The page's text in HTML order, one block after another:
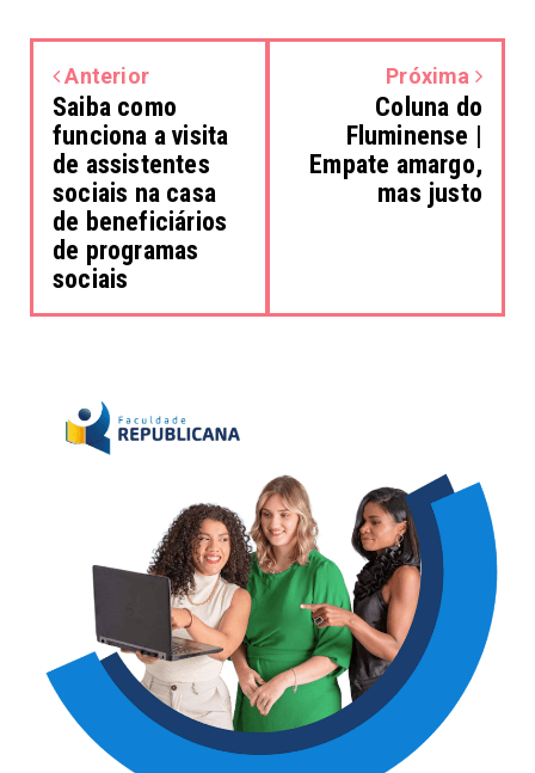
Anterior
Saiba como
funciona a visita
de assistentes
sociais na casa
de beneficiários
de programas
sociais
Próxima
Coluna do
Fluminense |
Empate amargo,
mas justo